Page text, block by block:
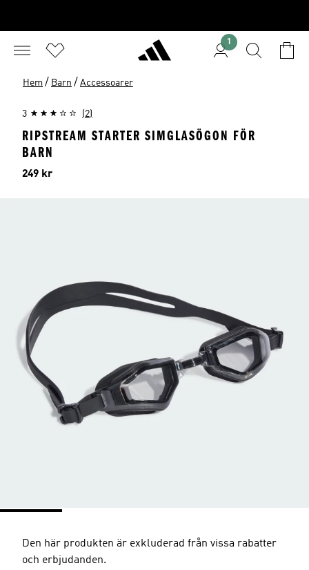
1
Hem / Barn / Accessoarer
3 (2)
RIPSTREAM STARTER SIMGLASÖGON FÖR
BARN
Pris
249 kr
Den här produkten är exkluderad från vissa rabatter
och erbjudanden.